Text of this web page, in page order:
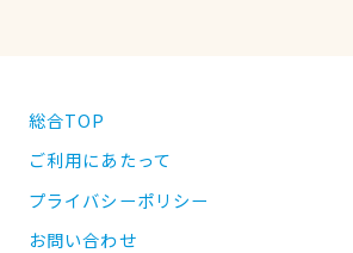
総合TOP
ご利用にあたって
プライバシーポリシー
お問い合わせ